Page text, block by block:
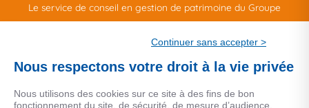
Le service de conseil en gestion de patrimoine du Groupe
Continuer sans accepter >
Nous respectons votre droit à la vie privée
Nous utilisons des cookies sur ce site à des fins de bon
fonctionnement du site, de sécurité, de mesure d’audience,